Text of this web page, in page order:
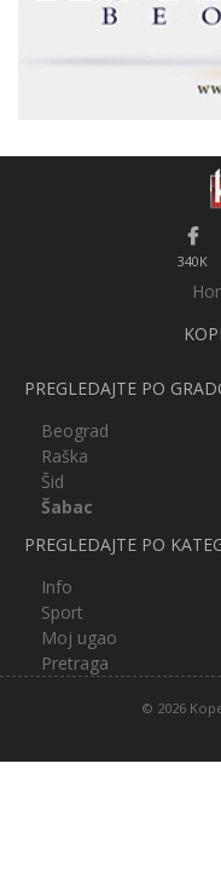
340K
PREGLEDAJTE PO
Beograd
Raška
Šid
Šabac
PREGLEDAJTE PO
Info
Sport
Moj ugao
Pretraga
© 2026